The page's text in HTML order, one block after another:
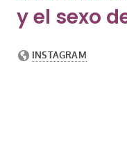
y el sexo